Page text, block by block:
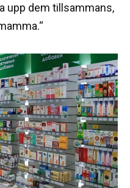
upp dem tillsammans,